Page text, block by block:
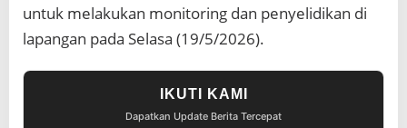
untuk melakukan monitoring dan penyelidikan di
lapangan pada Selasa (19/5/2026).
IKUTI KAMI
Dapatkan Update Berita Tercepat